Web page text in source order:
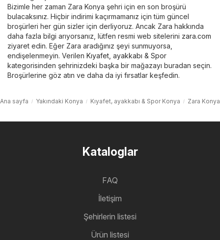
Bizimle her zaman Zara Konya şehri için en son broşürü
bulacaksınız. Hiçbir indirimi kaçırmamanız için tüm güncel
broşürleri her gün sizler için derliyoruz. Ancak Zara hakkında
daha fazla bilgi arıyorsanız, lütfen resmi web sitelerini zara.com
ziyaret edin. Eğer Zara aradığınız şeyi sunmuyorsa,
endişelenmeyin. Verilen Kıyafet, ayakkabı & Spor
kategorisinden şehrinizdeki başka bir mağazayı buradan seçin.
Broşürlerine göz atın ve daha da iyi fırsatlar keşfedin.
Ana sayfa Yakındaki Konya Kıyafet, ayakkabı & Spor Konya Zara Konya
Kataloglar
FAQ
İletişim
Şehirlerin listesi
Ürün listesi